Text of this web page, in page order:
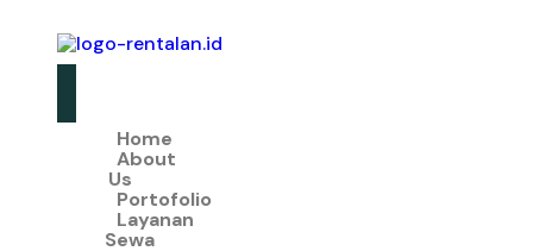
Home
About
Us
Portofolio
Layanan
Sewa